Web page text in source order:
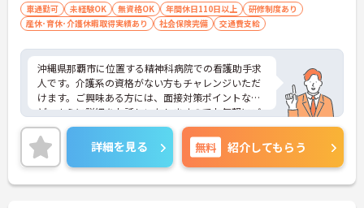
車通勤可 未経験OK 無資格OK 年間休日110日以上
研修制度あり
産休･育休･介護休暇取得実績あり
社会保険完備 交通費支給
沖縄県那覇市に位置する精神科病院での看護助手求
人です。介護系の資格がない方もチャレンジいただ
けます。ご興味ある方には、面接対策ポイントな
ど、さらに詳細をお話しいたしますのでお気軽にご
相談ください！
詳細を見る 無料 紹介してもらう